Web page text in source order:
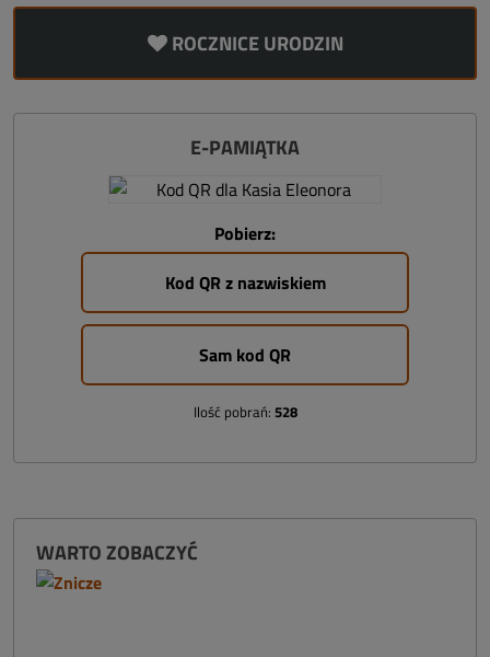
ROCZNICE URODZIN
E-PAMIĄTKA
Pobierz:
Kod QR z nazwiskiem
Sam kod QR
Ilość pobrań: 528
WARTO ZOBACZYĆ